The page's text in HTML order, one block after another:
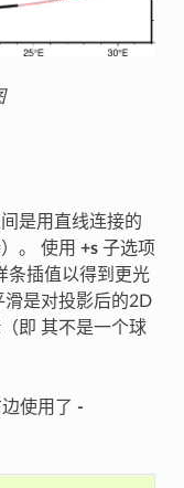
是用直线连接的
。 使用 +s子选项
条插值以得到更光
滑是对投影后的2D
即 其不是一个球
使用了 -